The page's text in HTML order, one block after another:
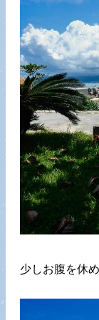
少しお腹を休